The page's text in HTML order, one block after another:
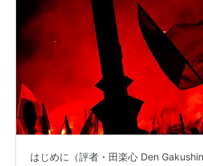
はじめに（評者・田楽心 Den